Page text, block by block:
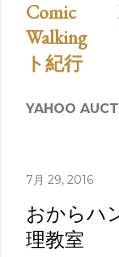
Comic
Walking
ト紀行
YAHOO
7月 29, 2016
おからハ
理教室